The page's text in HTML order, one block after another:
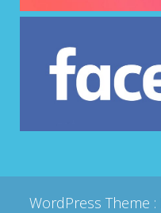
WordPress Theme :